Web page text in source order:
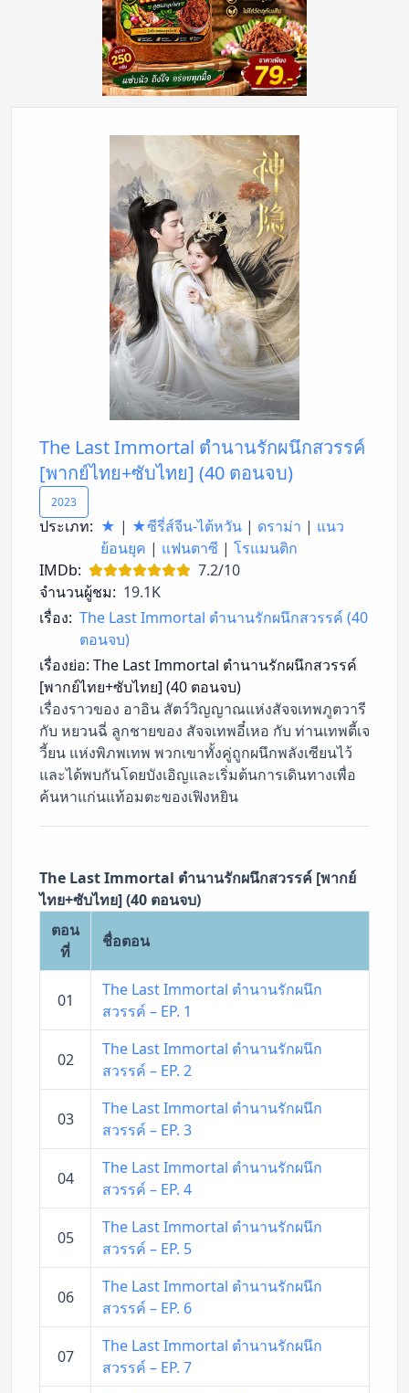
The Last Immortal ตำนานรักผนึกสวรรค์
[พากย์ไทย+ซับไทย] (40 ตอนจบ)
2023
ประเภท: ★ | ★ซีรี่ส์จีน-ไต้หวัน | ดราม่า | แนว
ย้อนยุค | แฟนตาซี | โรแมนติก
IMDb:
7.2/10
จำนวนผู้ชม: 19.1K
เรื่อง: The Last Immortal ตำนานรักผนึกสวรรค์ (40
ตอนจบ)
เรื่องย่อ: The Last Immortal ตำนานรักผนึกสวรรค์
[พากย์ไทย+ซับไทย] (40 ตอนจบ)
เรื่องราวของ อาอิน สัตว์วิญญาณแห่งสัจจเทพภูตวารี
กับ หยวนฉี่ ลูกชายของ สัจจเทพอี๋เหอ กับ ท่านเทพตี้เจ
วี้ยน แห่งพิภพเทพ พวกเขาทั้งคู่ถูกผนึกพลังเซียนไว้
และได้พบกันโดยบังเอิญและเริ่มต้นการเดินทางเพื่อ
ค้นหาแก่นแท้อมตะของเฟิงหยิน
The Last Immortal ตำนานรักผนึกสวรรค์ [พากย์
ไทย+ซับไทย] (40 ตอนจบ)
ตอน
ที่
ชื่อตอน
01
The Last Immortal ตำนานรักผนึก
สวรรค์ – EP. 1
02
The Last Immortal ตำนานรักผนึก
สวรรค์ – EP. 2
03
The Last Immortal ตำนานรักผนึก
สวรรค์ – EP. 3
04
The Last Immortal ตำนานรักผนึก
สวรรค์ – EP. 4
05
The Last Immortal ตำนานรักผนึก
สวรรค์ – EP. 5
06
The Last Immortal ตำนานรักผนึก
สวรรค์ – EP. 6
07
The Last Immortal ตำนานรักผนึก
สวรรค์ – EP. 7